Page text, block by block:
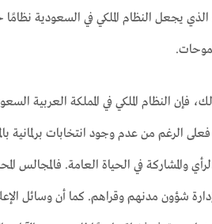
الذي يجعل النظام الملكي في السعودية
فإن النظام الملكي في المملكة العربية
الرغم من عدم وجود انتخابات برلمانية
والمشاركة في الحياة العامة. فالمجالس
إدارة شؤون مدنهم وقراهم. كما أن وسائل